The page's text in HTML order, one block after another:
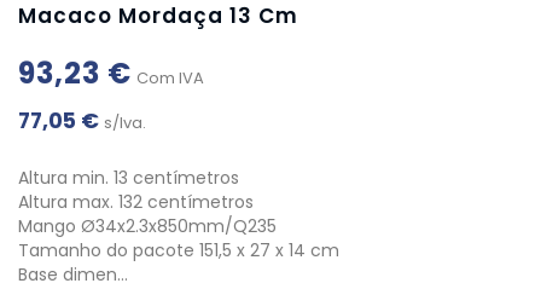
Macaco Mordaça 13 Cm
93,23 € Com IVA
77,05 € s/Iva.
Altura min. 13 centímetros
Altura max. 132 centímetros
Mango Ø34x2.3x850mm/Q235
Tamanho do pacote 151,5 x 27 x 14 cm
Base dimen…